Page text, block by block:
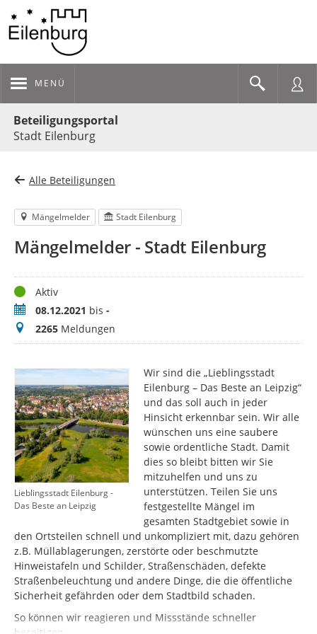
MENÜ
Beteiligungsportal
Stadt Eilenburg
Alle Beteiligungen
Mängelmelder Stadt Eilenburg
Mängelmelder - Stadt Eilenburg
StatusAktiv
Zeitraum08.12.2021 bis -
Meldungen
2265 Meldungen
Lieblingsstadt Eilenburg -
Das Beste an Leipzig
Wir sind die „Lieblingsstadt
Eilenburg – Das Beste an Leipzig“
und das soll auch in jeder
Hinsicht erkennbar sein. Wir alle
wünschen uns eine saubere
sowie ordentliche Stadt. Damit
dies so bleibt bitten wir Sie
mitzuhelfen und uns zu
unterstützen. Teilen Sie uns
festgestellte Mängel im
gesamten Stadtgebiet sowie in
den Ortsteilen schnell und unkompliziert mit, dazu gehören
z.B. Müllablagerungen, zerstörte oder beschmutzte
Hinweistafeln und Schilder, Straßenschäden, defekte
Straßenbeleuchtung und andere Dinge, die die öffentliche
Sicherheit gefährden oder dem Stadtbild schaden.
So können wir reagieren und Missstände schneller